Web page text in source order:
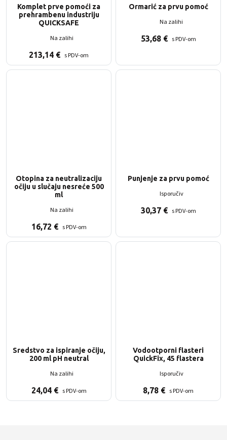
Komplet prve pomoći za
prehrambenu industriju
QUICKSAFE
Na zalihi
213,14 € s PDV-om
Ormarić za prvu pomoć
Na zalihi
53,68 € s PDV-om
Otopina za neutralizaciju
očiju u slučaju nesreće 500
ml
Na zalihi
16,72 € s PDV-om
Punjenje za prvu pomoć
Isporučiv
30,37 € s PDV-om
Sredstvo za ispiranje očiju,
200 ml pH neutral
Na zalihi
24,04 € s PDV-om
Vodootporni flasteri
QuickFix, 45 flastera
Isporučiv
8,78 € s PDV-om